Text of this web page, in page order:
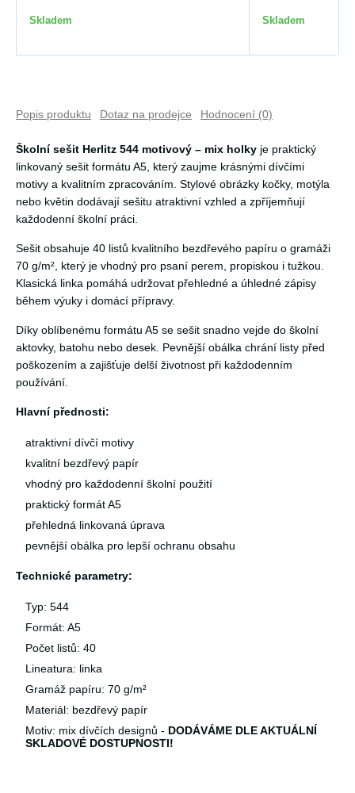
Skladem Skladem
Popis produktu Dotaz na prodejce Hodnocení (0)
Školní sešit Herlitz 544 motivový – mix holky je praktický
linkovaný sešit formátu A5, který zaujme krásnými dívčími
motivy a kvalitním zpracováním. Stylové obrázky kočky, motýla
nebo květin dodávají sešitu atraktivní vzhled a zpříjemňují
každodenní školní práci.
Sešit obsahuje 40 listů kvalitního bezdřevého papíru o gramáži
70 g/m², který je vhodný pro psaní perem, propiskou i tužkou.
Klasická linka pomáhá udržovat přehledné a úhledné zápisy
během výuky i domácí přípravy.
Díky oblíbenému formátu A5 se sešit snadno vejde do školní
aktovky, batohu nebo desek. Pevnější obálka chrání listy před
poškozením a zajišťuje delší životnost při každodenním
používání.
Hlavní přednosti:
atraktivní dívčí motivy
kvalitní bezdřevý papír
vhodný pro každodenní školní použití
praktický formát A5
přehledná linkovaná úprava
pevnější obálka pro lepší ochranu obsahu
Technické parametry:
Typ: 544
Formát: A5
Počet listů: 40
Lineatura: linka
Gramáž papíru: 70 g/m²
Materiál: bezdřevý papír
Motiv: mix dívčích designů - DODÁVÁME DLE AKTUÁLNÍ
SKLADOVÉ DOSTUPNOSTI!